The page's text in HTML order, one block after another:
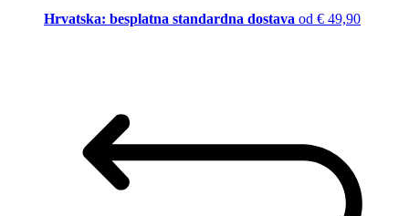
Hrvatska: besplatna standardna dostava od € 49,90